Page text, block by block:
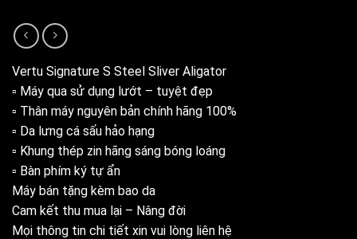
Vertu Signature S Steel Sliver Aligator
▫ Máy qua sử dụng lướt – tuyệt đẹp
▫ Thân máy nguyên bản chính hãng 100%
▫ Da lưng cá sấu hảo hạng
▫ Khung thép zin hãng sáng bóng loáng
▫ Bàn phím ký tự ẩn
Máy bán tặng kèm bao da
Cam kết thu mua lại – Nâng đời
Mọi thông tin chi tiết xin vui lòng liên hệ